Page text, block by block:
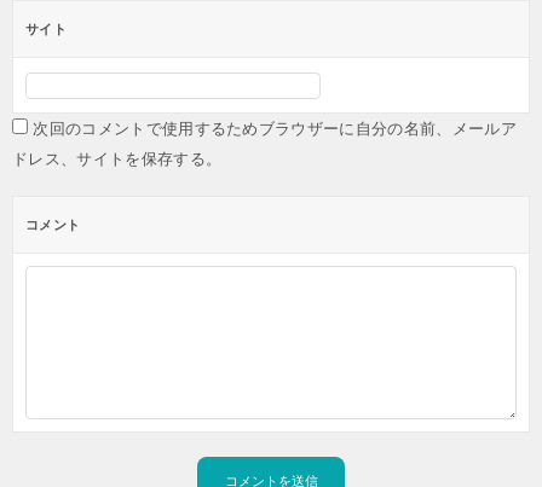
サイト
次回のコメントで使用するためブラウザーに自分の名前、メールア
ドレス、サイトを保存する。
コメント